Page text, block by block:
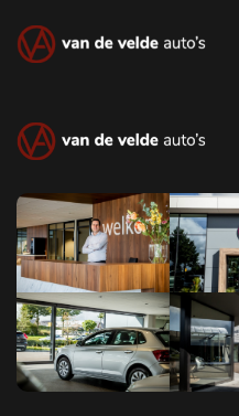
Home
Occasions
Diensten
Over ons
Vacature
Verkocht
Contact